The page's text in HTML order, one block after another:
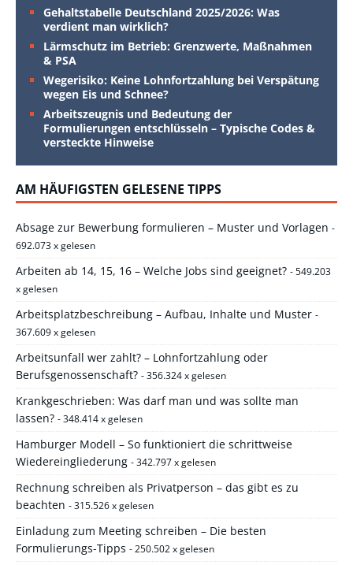
Gehaltstabelle Deutschland 2025/2026: Was
verdient man wirklich?
Lärmschutz im Betrieb: Grenzwerte, Maßnahmen
& PSA
Wegerisiko: Keine Lohnfortzahlung bei Verspätung
wegen Eis und Schnee?
Arbeitszeugnis und Bedeutung der
Formulierungen entschlüsseln – Typische Codes &
versteckte Hinweise
AM HÄUFIGSTEN GELESENE TIPPS
Absage zur Bewerbung formulieren – Muster und Vorlagen -
692.073 x gelesen
Arbeiten ab 14, 15, 16 – Welche Jobs sind geeignet? - 549.203
x gelesen
Arbeitsplatzbeschreibung – Aufbau, Inhalte und Muster -
367.609 x gelesen
Arbeitsunfall wer zahlt? – Lohnfortzahlung oder
Berufsgenossenschaft? - 356.324 x gelesen
Krankgeschrieben: Was darf man und was sollte man
lassen? - 348.414 x gelesen
Hamburger Modell – So funktioniert die schrittweise
Wiedereingliederung - 342.797 x gelesen
Rechnung schreiben als Privatperson – das gibt es zu
beachten - 315.526 x gelesen
Einladung zum Meeting schreiben – Die besten
Formulierungs-Tipps - 250.502 x gelesen